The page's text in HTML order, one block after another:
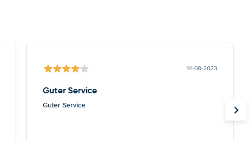
14-08-2023
Guter Service
Guter Service